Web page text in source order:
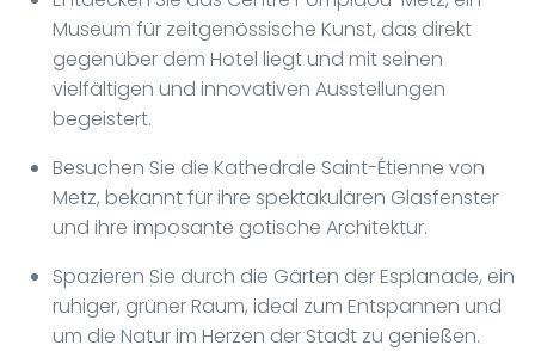
Museum für zeitgenössische Kunst, das direkt
gegenüber dem Hotel liegt und mit seinen
vielfältigen und innovativen Ausstellungen
begeistert.
Besuchen Sie die Kathedrale Saint-Étienne von
Metz, bekannt für ihre spektakulären Glasfenster
und ihre imposante gotische Architektur.
Spazieren Sie durch die Gärten der Esplanade, ein
ruhiger, grüner Raum, ideal zum Entspannen und
um die Natur im Herzen der Stadt zu genießen.